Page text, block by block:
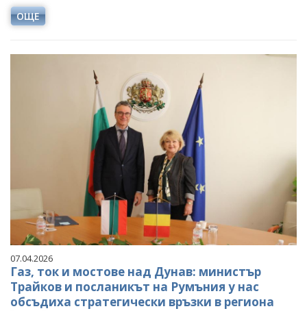
ОЩЕ
07.04.2026
Газ, ток и мостове над Дунав: министър
Трайков и посланикът на Румъния у нас
обсъдиха стратегически връзки в региона